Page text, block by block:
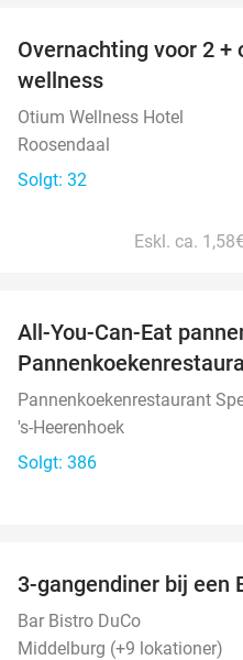
Overnachting voor 2
wellness
Otium Wellness Hotel
Roosendaal
Solgt: 32
Eskl. ca.
All-You-Can-Eat
Pannenkoekenrestaurant
's-Heerenhoek
Solgt: 386
3-gangendiner bij een
Bar Bistro DuCo
Middelburg (+9 lokationer)